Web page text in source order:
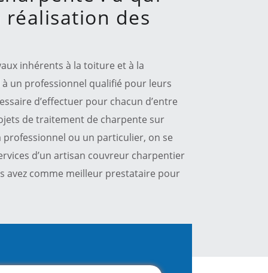
des
inhérents à la toiture et à la
un professionnel qualifié pour leurs
d’effectuer pour chacun d’entre
de traitement de charpente sur
ou un particulier, on se
d’un artisan couvreur charpentier
avez comme meilleur prestataire pour